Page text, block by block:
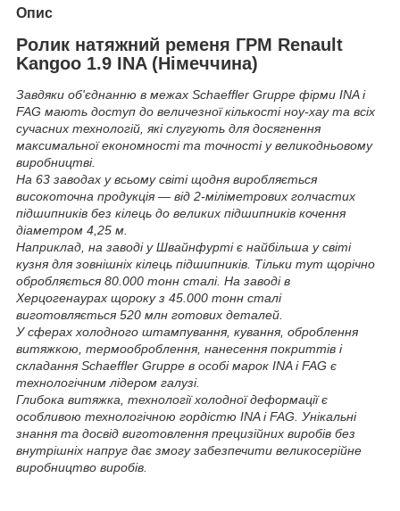
Опис
Ролик натяжний ременя ГРМ Renault
Kangoo 1.9 INA (Німеччина)
Завдяки об'єднанню в межах Schaeffler Gruppe фірми INA і
FAG мають доступ до величезної кількості ноу-хау та всіх
сучасних технологій, які слугують для досягнення
максимальної економності та точності у великодньовому
виробництві.
На 63 заводах у всьому світі щодня виробляється
високоточна продукція — від 2-міліметрових голчастих
підшипників без кілець до великих підшипників кочення
діаметром 4,25 м.
Наприклад, на заводі у Швайнфурті є найбільша у світі
кузня для зовнішніх кілець підшипників. Тільки тут щорічно
обробляється 80.000 тонн сталі. На заводі в
Херцогенаурах щороку з 45.000 тонн сталі
виготовляється 520 млн готових деталей.
У сферах холодного штампування, кування, оброблення
витяжкою, термооброблення, нанесення покриттів і
складання Schaeffler Gruppe в особі марок INA і FAG є
технологічним лідером галузі.
Глибока витяжка, технології холодної деформації є
особливою технологічною гордістю INA і FAG. Унікальні
знання та досвід виготовлення прецизійних виробів без
внутрішніх напруг дає змогу забезпечити великосерійне
виробництво виробів.